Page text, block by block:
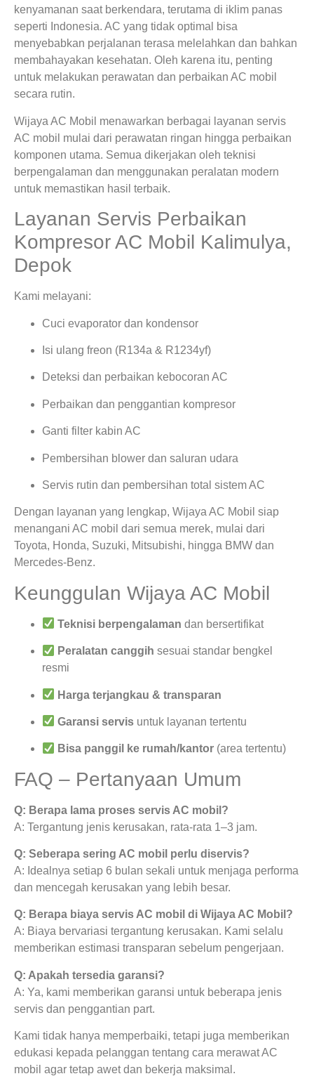
kenyamanan saat berkendara, terutama di iklim panas
seperti Indonesia. AC yang tidak optimal bisa
menyebabkan perjalanan terasa melelahkan dan bahkan
membahayakan kesehatan. Oleh karena itu, penting
untuk melakukan perawatan dan perbaikan AC mobil
secara rutin.
Wijaya AC Mobil menawarkan berbagai layanan servis
AC mobil mulai dari perawatan ringan hingga perbaikan
komponen utama. Semua dikerjakan oleh teknisi
berpengalaman dan menggunakan peralatan modern
untuk memastikan hasil terbaik.
Layanan Servis Perbaikan
Kompresor AC Mobil Kalimulya,
Depok
Kami melayani:
Cuci evaporator dan kondensor
Isi ulang freon (R134a & R1234yf)
Deteksi dan perbaikan kebocoran AC
Perbaikan dan penggantian kompresor
Ganti filter kabin AC
Pembersihan blower dan saluran udara
Servis rutin dan pembersihan total sistem AC
Dengan layanan yang lengkap, Wijaya AC Mobil siap
menangani AC mobil dari semua merek, mulai dari
Toyota, Honda, Suzuki, Mitsubishi, hingga BMW dan
Mercedes-Benz.
Keunggulan Wijaya AC Mobil
Teknisi berpengalaman dan bersertifikat
Peralatan canggih sesuai standar bengkel
resmi
Harga terjangkau & transparan
Garansi servis untuk layanan tertentu
Bisa panggil ke rumah/kantor (area tertentu)
FAQ – Pertanyaan Umum
Q: Berapa lama proses servis AC mobil?
A: Tergantung jenis kerusakan, rata-rata 1–3 jam.
Q: Seberapa sering AC mobil perlu diservis?
A: Idealnya setiap 6 bulan sekali untuk menjaga performa
dan mencegah kerusakan yang lebih besar.
Q: Berapa biaya servis AC mobil di Wijaya AC Mobil?
A: Biaya bervariasi tergantung kerusakan. Kami selalu
memberikan estimasi transparan sebelum pengerjaan.
Q: Apakah tersedia garansi?
A: Ya, kami memberikan garansi untuk beberapa jenis
servis dan penggantian part.
Kami tidak hanya memperbaiki, tetapi juga memberikan
edukasi kepada pelanggan tentang cara merawat AC
mobil agar tetap awet dan bekerja maksimal.